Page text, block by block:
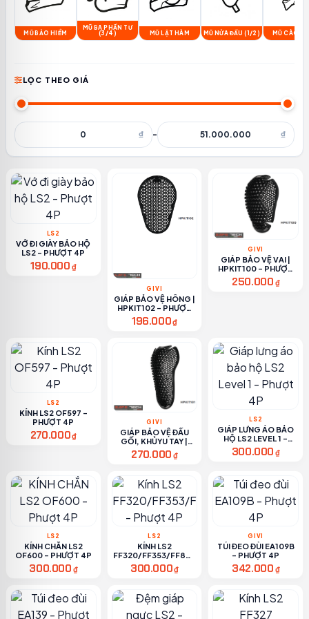
MŨ BẢO HIỂM
MŨ BA PHẦN TƯ
(3/4)
MŨ LẬT HÀM MŨ NỬA ĐẦU (1/2) MŨ CÀO
LỌC THEO GIÁ
₫ - ₫
LS2
VỚ ĐI GIÀY BẢO HỘ
LS2 - PHƯỢT 4P
190.000 ₫
GIVI
GIÁP BẢO VỆ HÔNG |
HPKIT102 - PHƯỢT
4P
196.000₫
GIVI
GIÁP BẢO VỆ VAI |
HPKIT100 - PHƯỢT
4P
250.000 ₫
LS2
KÍNH LS2 OF597 -
PHƯỢT 4P
270.000₫
GIVI
GIÁP BẢO VỆ ĐẦU
GỐI, KHỦYU TAY |
HPKIT101 - PHƯỢT
4P
270.000 ₫
LS2
GIÁP LƯNG ÁO BẢO
HỘ LS2 LEVEL 1 -
PHƯỢT 4P
300.000 ₫
LS2
KÍNH CHẮN LS2
OF600 - PHƯỢT 4P
300.000 ₫
LS2
KÍNH LS2
FF320/FF353/FF800
- PHƯỢT 4P
300.000₫
GIVI
TÚI ĐEO ĐÙI EA109B
- PHƯỢT 4P
342.000 ₫